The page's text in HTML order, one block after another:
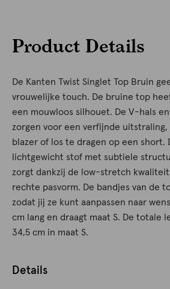
Product Details
De Kanten Twist Singlet Top Bruin
vrouwelijke touch. De bruine top
een mouwloos silhouet. De V-hals
zorgen voor een verfijnde
blazer of los te dragen op een short.
lichtgewicht stof met subtiele
zorgt dankzij de low-stretch
rechte pasvorm. De bandjes van de
zodat jij ze kunt aanpassen naar
cm lang en draagt maat S. De totale
34,5 cm in maat S.
Details